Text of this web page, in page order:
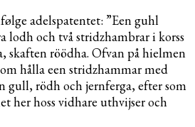
adelspatentet: ”Een guhl
lodh och två stridzhambrar i korss
skaften röödha. Ofvan på hielmen
hålla een stridzhammar med
gull, rödh och jernferga, efter som
her hoss vidhare uthvijser och